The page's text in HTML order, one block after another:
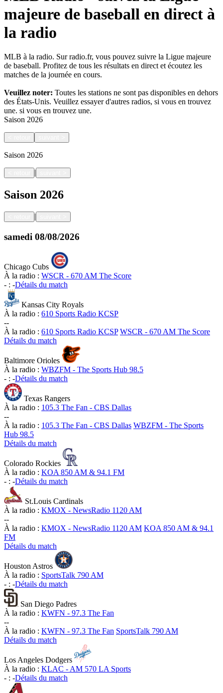
majeure de baseball en direct à
la radio
MLB à la radio. Sur radio.fr, vous pouvez suivre la Ligue majeure
de baseball. Profitez de tous les résultats en direct et écoutez les
matches de la journée en cours.
Veuillez noter: Toutes les stations ne sont pas disponibles en dehors
des États-Unis. Veuillez essayer d'autres radios, si vous en trouvez
une. si vous en trouvez une.
Saison 2026
Saison 2026
|
Saison 2026
|
samedi 08/08/2026
Chicago Cubs
À la radio : WSCR - 670 AM The Score
- : -Détails du match
Kansas City Royals
À la radio : 610 Sports Radio KCSP
--
À la radio : 610 Sports Radio KCSP WSCR - 670 AM The Score
Détails du match
Baltimore Orioles
À la radio : WBZFM - The Sports Hub 98.5
- : -Détails du match
Texas Rangers
À la radio : 105.3 The Fan - CBS Dallas
--
À la radio : 105.3 The Fan - CBS Dallas WBZFM - The Sports
Hub 98.5
Détails du match
Colorado Rockies
À la radio : KOA 850 AM & 94.1 FM
- : -Détails du match
St.Louis Cardinals
À la radio : KMOX - NewsRadio 1120 AM
--
À la radio : KMOX - NewsRadio 1120 AM KOA 850 AM & 94.1
FM
Détails du match
Houston Astros
À la radio : SportsTalk 790 AM
- : -Détails du match
San Diego Padres
À la radio : KWFN - 97.3 The Fan
--
À la radio : KWFN - 97.3 The Fan SportsTalk 790 AM
Détails du match
Los Angeles Dodgers
À la radio : KLAC - AM 570 LA Sports
- : -Détails du match